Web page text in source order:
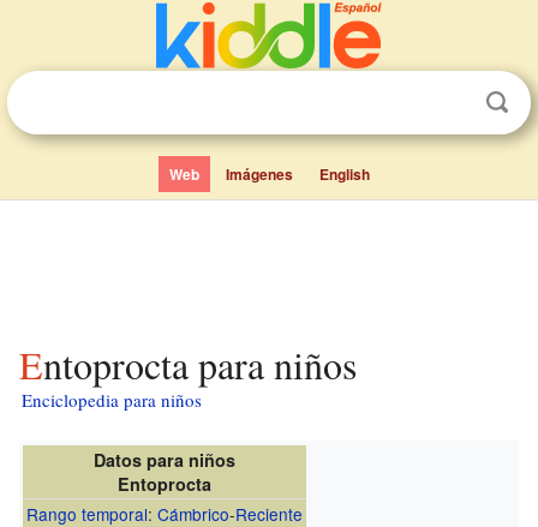
Web Imágenes English
Entoprocta para niños
Enciclopedia para niños
Datos para niños
Entoprocta
Rango temporal:Cámbrico-Reciente